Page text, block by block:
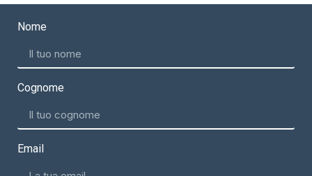
Nome
Cognome
Email